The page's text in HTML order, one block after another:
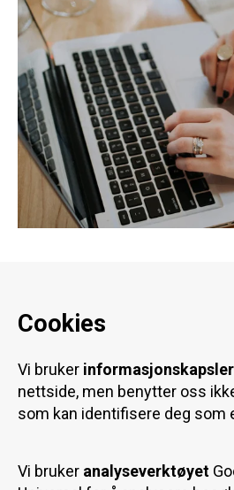
Cookies
Vi bruker
nettside, men benytter oss
som kan identifisere deg som
Vi bruker analyseverktøyet